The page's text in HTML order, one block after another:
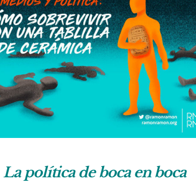
La política de boca en boca